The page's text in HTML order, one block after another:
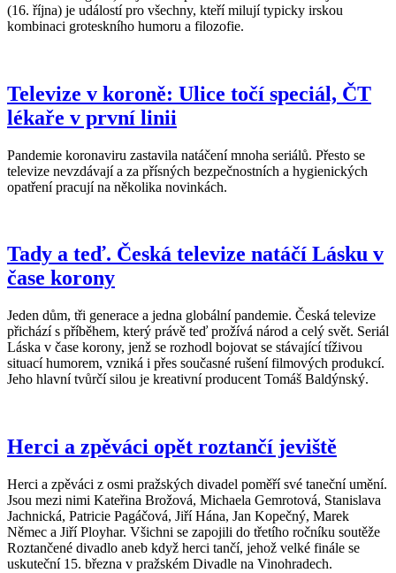
(16. října) je událostí pro všechny, kteří milují typicky irskou
kombinaci groteskního humoru a filozofie.
Televize v koroně: Ulice točí speciál, ČT
lékaře v první linii
Pandemie koronaviru zastavila natáčení mnoha seriálů. Přesto se
televize nevzdávají a za přísných bezpečnostních a hygienických
opatření pracují na několika novinkách.
Tady a teď. Česká televize natáčí Lásku v
čase korony
Jeden dům, tři generace a jedna globální pandemie. Česká televize
přichází s příběhem, který právě teď prožívá národ a celý svět. Seriál
Láska v čase korony, jenž se rozhodl bojovat se stávající tíživou
situací humorem, vzniká i přes současné rušení filmových produkcí.
Jeho hlavní tvůrčí silou je kreativní producent Tomáš Baldýnský.
Herci a zpěváci opět roztančí jeviště
Herci a zpěváci z osmi pražských divadel poměří své taneční umění.
Jsou mezi nimi Kateřina Brožová, Michaela Gemrotová, Stanislava
Jachnická, Patricie Pagáčová, Jiří Hána, Jan Kopečný, Marek
Němec a Jiří Ployhar. Všichni se zapojili do třetího ročníku soutěže
Roztančené divadlo aneb když herci tančí, jehož velké finále se
uskuteční 15. března v pražském Divadle na Vinohradech.